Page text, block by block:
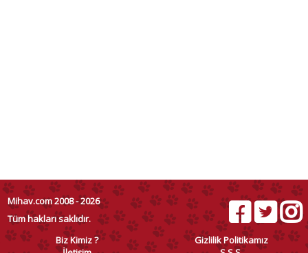
Mihav.com 2008 - 2026
Tüm hakları saklıdır.
Biz Kimiz ?
Gizlilik Politikamız